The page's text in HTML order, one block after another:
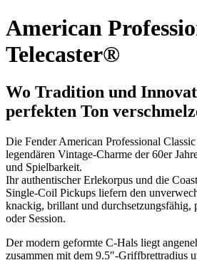
American
Telecaster®
Wo Tradition und
perfekten Ton
Die Fender American Professional
legendären Vintage-Charme der 60er
und Spielbarkeit.
Ihr authentischer Erlekorpus und die
Single-Coil Pickups liefern den
knackig, brillant und durchsetzungsfähig,
oder Session.
Der modern geformte C-Hals liegt
zusammen mit dem 9.5″-Griffbrettradius